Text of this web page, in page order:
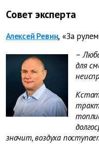
Совет эксперта
Алексей Ревин, «За
–
для
тракт
значит, воздуха